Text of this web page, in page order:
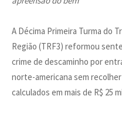
A Décima Primeira Turma do
Região (TRF3) reformou
crime de descaminho por
norte-americana sem
calculados em mais de R$ 25